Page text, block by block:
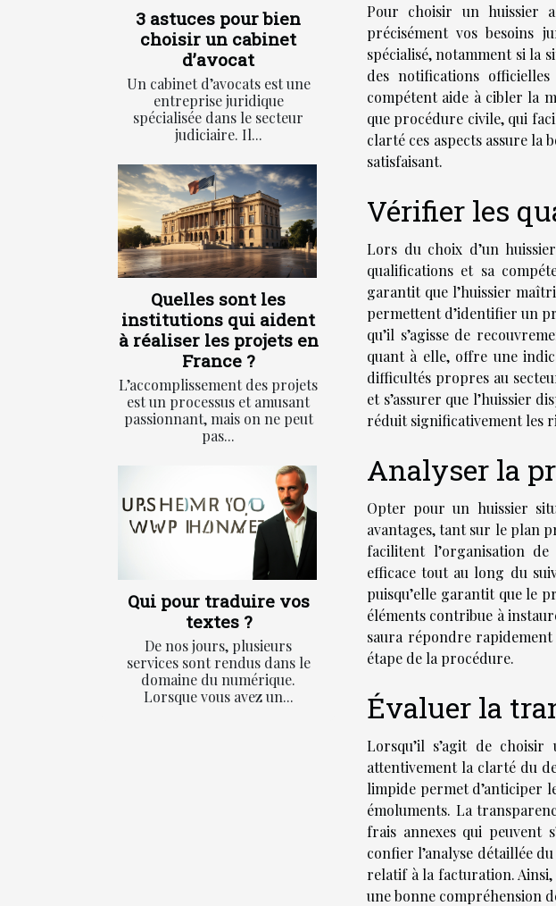
3 astuces pour bien
choisir un cabinet
d’avocat
Un cabinet d’avocats est une
entreprise juridique
spécialisée dans le secteur
judiciaire. Il...
Quelles sont les
institutions qui aident
à réaliser les projets en
France ?
L’accomplissement des projets
est un processus et amusant
passionnant, mais on ne peut
pas...
Qui pour traduire vos
textes ?
De nos jours, plusieurs
services sont rendus dans le
domaine du numérique.
Lorsque vous avez un...
Pour choisir un huissier
précisément vos besoins
spécialisé, notamment si la
des notifications
compétent aide à cibler la
que procédure civile, qui
clarté ces aspects assure la
satisfaisant.
Vérifier les
Lors du choix d’un
qualifications et sa
garantit que l’huissier
permettent d’identifier un
qu’il s’agisse de
quant à elle, offre une
difficultés propres au
et s’assurer que l’huissier
réduit significativement les
Analyser la
Opter pour un huissier
avantages, tant sur le plan
facilitent l’organisation
efficace tout au long du
puisqu’elle garantit que le
éléments contribue à
saura répondre
étape de la procédure.
Évaluer la
Lorsqu’il s’agit de
attentivement la clarté du
limpide permet d’anticiper
émoluments. La
frais annexes qui peuvent
confier l’analyse détaillée
relatif à la facturation.
une bonne compréhension